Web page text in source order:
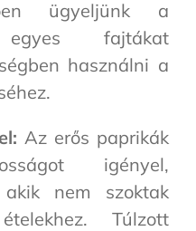
ügyeljünk a
egyes fajtákat
használni a
Az erős paprikák
igényel,
akik nem szoktak
Túlzott